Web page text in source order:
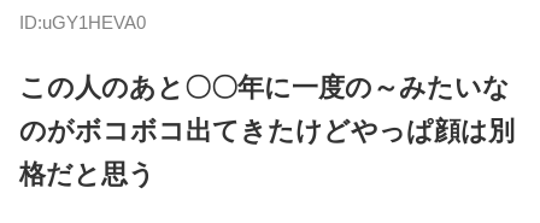
ID:uGY1HEVA0
この人のあと〇〇年に一度の～みたいな
のがボコボコ出てきたけどやっぱ顔は別
格だと思う